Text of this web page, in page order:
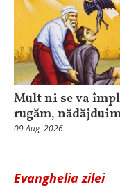
Mult ni se va
rugăm,
09 Aug, 2026
Evanghelia zilei